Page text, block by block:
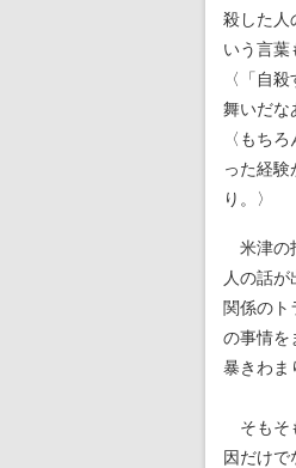
殺した人
いう言葉
〈「自
舞いだな
〈もち
った経
り。〉
米津の
人の話
関係のト
の事情を
暴きわま
そもそ
因だけで